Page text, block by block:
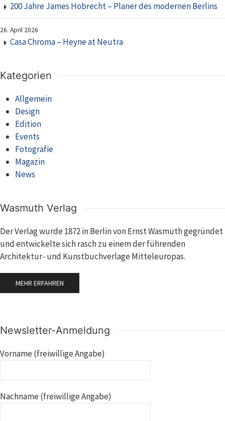
200 Jahre James Hobrecht – Planer des modernen Berlins
26. April 2026
Casa Chroma – Heyne at Neutra
Kategorien
Allgemein
Design
Edition
Events
Fotografie
Magazin
News
Wasmuth Verlag
Der Verlag wurde 1872 in Berlin von Ernst Wasmuth gegründet
und entwickelte sich rasch zu einem der führenden
Architektur- und Kunstbuchverlage Mitteleuropas.
MEHR ERFAHREN
Newsletter-Anmeldung
Vorname (freiwillige Angabe)
Nachname (freiwillige Angabe)